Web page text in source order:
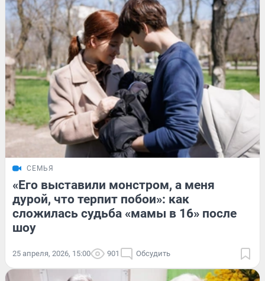
СЕМЬЯ
«Его выставили монстром, а меня
дурой, что терпит побои»: как
сложилась судьба «мамы в 16» после
шоу
25 апреля, 2026, 15:00 901 Обсудить